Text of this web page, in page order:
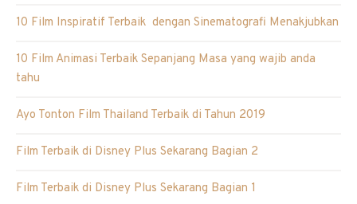
10 Film Inspiratif Terbaik dengan Sinematografi Menakjubkan
10 Film Animasi Terbaik Sepanjang Masa yang wajib anda
tahu
Ayo Tonton Film Thailand Terbaik di Tahun 2019
Film Terbaik di Disney Plus Sekarang Bagian 2
Film Terbaik di Disney Plus Sekarang Bagian 1